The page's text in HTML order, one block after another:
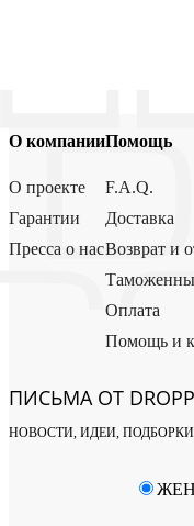
О компании
О проекте
Гарантии
Пресса о нас
Помощь
F.A.Q.
Доставка
Возврат и
Оплата
Помощь и
ПИСЬМА ОТ
НОВОСТИ, ИДЕИ,